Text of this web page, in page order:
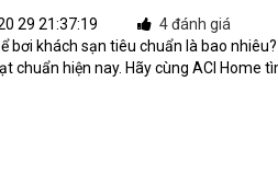
29 21:37:19
4 đánh giá
bơi khách sạn tiêu chuẩn là bao
chuẩn hiện nay. Hãy cùng ACI Home